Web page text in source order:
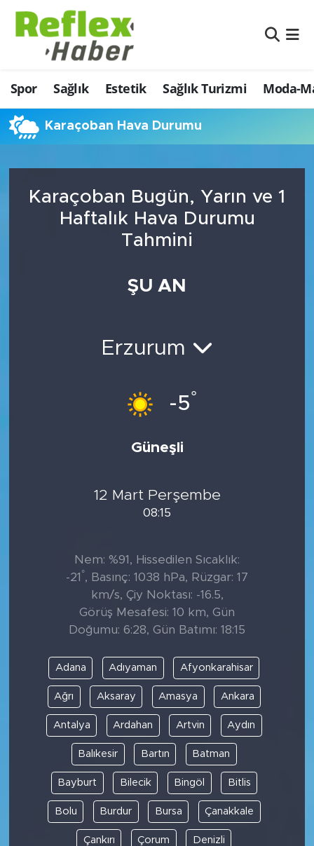
Spor Sağlık Estetik Sağlık Turizmi Moda-
Karaçoban Hava Durumu
Karaçoban Bugün, Yarın ve 1
Haftalık Hava Durumu
Tahmini
ŞU AN
Erzurum
-5°
Güneşli
12 Mart Perşembe
08:15
Nem: %91, Hissedilen Sıcaklık:
-21 °, Basınç: 1038 hPa, Rüzgar: 17
km/s, Çiy Noktası: -16.5,
Görüş Mesafesi: 10 km, Gün
Doğumu: 6:28, Gün Batımı: 18:15
Adana Adıyaman Afyonkarahisar
Ağrı Aksaray Amasya Ankara
Antalya Ardahan Artvin Aydın
Balıkesir Bartın Batman
Bayburt Bilecik Bingöl Bitlis
Bolu Burdur Bursa Çanakkale
Çankırı Çorum Denizli
Eğitim
Estetik
Firmalardan
İş ve Ekonomi
Moda-Magazin-Eğlence
Nöbetçi Eczaneler
Hava Durumu
Namaz Vakitleri
Şampiyonlar Ligi Puan Durumu ve Fikstür
Tüm Manşetler